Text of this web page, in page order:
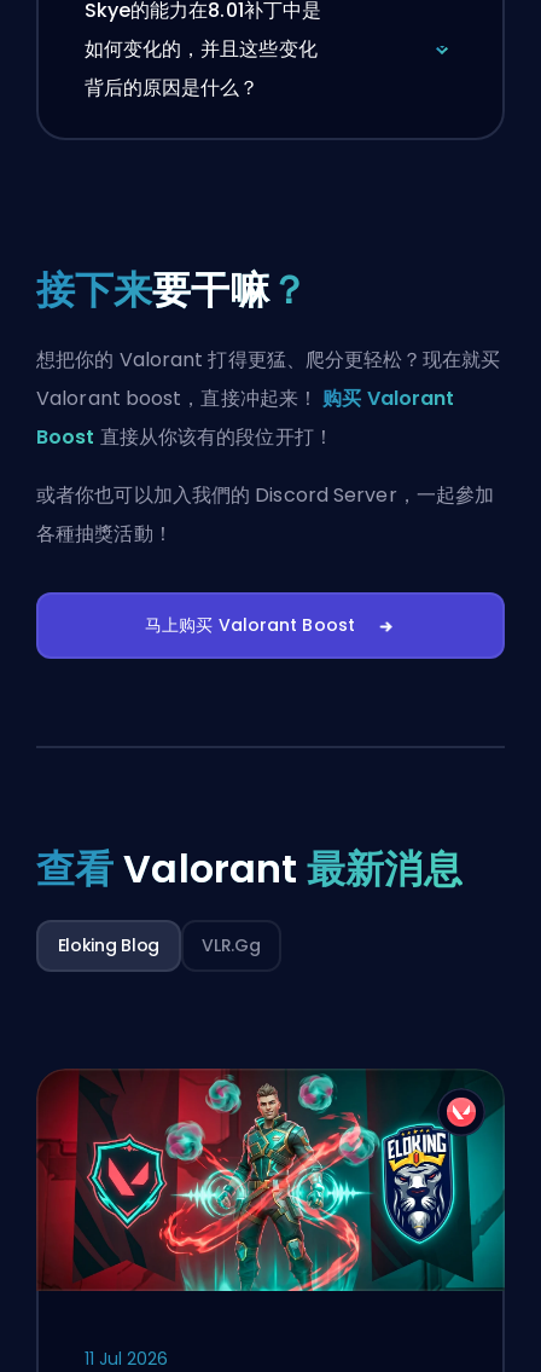
Skye的能力在8.01补丁中是
如何变化的，并且这些变化
背后的原因是什么？
接下来要干嘛？
想把你的 Valorant 打得更猛、爬分更轻松？现在就买
Valorant boost，直接冲起来！购买 Valorant
Boost 直接从你该有的段位开打！
或者你也可以加入我們的 Discord Server ，一起參加
各種抽獎活動！
马上购买 Valorant Boost
查看Valorant 最新消息
Eloking Blog VLR.gg
11 Jul 2026